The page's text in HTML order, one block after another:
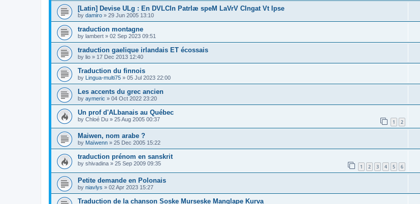
[Latin] Devise ULg : En DVLCIn PatrIæ speM LaVrV CIngat Vt Ipse
by damiro » 29 Jun 2005 13:10
traduction montagne
by lambert » 02 Sep 2023 09:51
traduction gaelique irlandais ET écossais
by lio » 17 Dec 2013 12:40
Traduction du finnois
by Lingua-multi75 » 05 Jul 2023 22:00
Les accents du grec ancien
by aymeric » 04 Oct 2022 23:20
Un prof d'ALbanais au Québec
by Chloé Du » 25 Aug 2005 00:37 1 2
Maiwen, nom arabe ?
by Maïwenn » 25 Dec 2005 15:22
traduction prénom en sanskrit
by shivadina » 25 Sep 2009 09:35 1 2 3 4 5 6
Petite demande en Polonais
by niavlys » 02 Apr 2023 15:27
Traduction de la chanson Soske Murseske Manglape Kurva